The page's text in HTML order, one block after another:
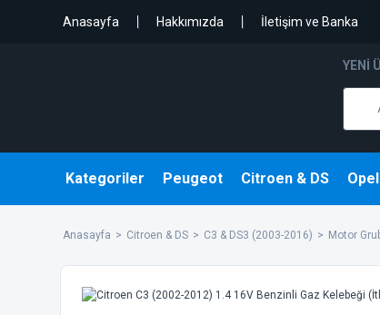
Anasayfa Hakkımızda İletişim ve Banka
YENI
Kategoriler Peugeot Citroen & DS Opel
Anasayfa Citroen & DS C3 & DS3 (2003-2016) Motor